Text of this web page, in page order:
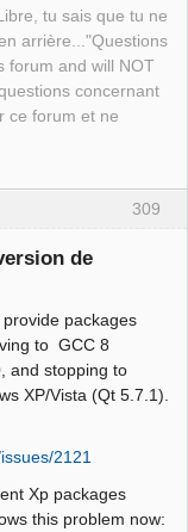
tu sais que tu ne
arrière..."Questions
forum and will NOT
concernant
ce forum et ne
309
de
packages
to GCC 8
and stopping to
XP/Vista (Qt 5.7.1).
2121
Xp packages
this problem now: